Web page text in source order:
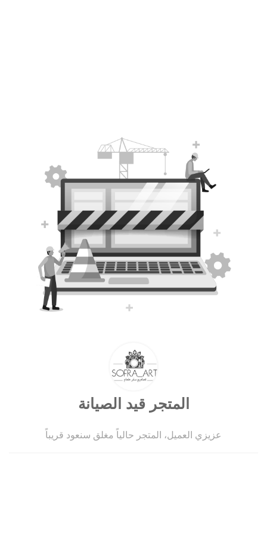
المتجر قيد الصيانة
عزيزي العميل، المتجر حالياً مغلق سنعود قريباً